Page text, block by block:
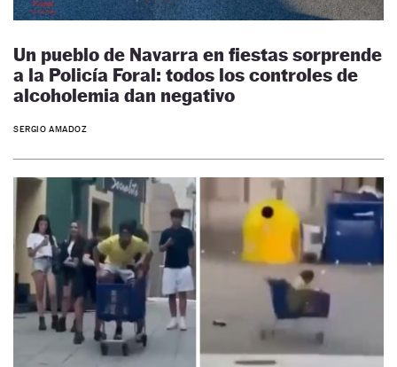
Un pueblo de Navarra en fiestas sorprende
a la Policía Foral: todos los controles de
alcoholemia dan negativo
SERGIO AMADOZ